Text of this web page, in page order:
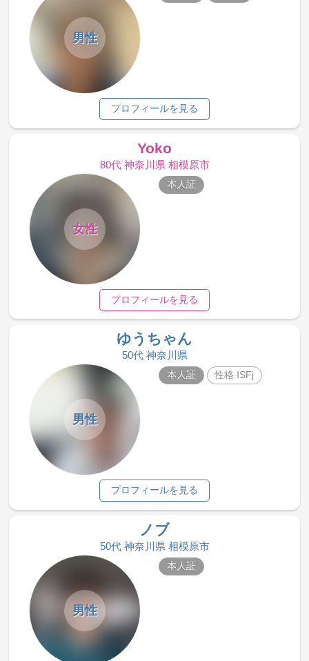
男性
プロフィールを見る
Yoko
80代 神奈川県 相模原市
女性
本人証
プロフィールを見る
ゆうちゃん
50代 神奈川県
男性
本人証 性格 ISFj
プロフィールを見る
ノブ
50代 神奈川県 相模原市
男性
本人証